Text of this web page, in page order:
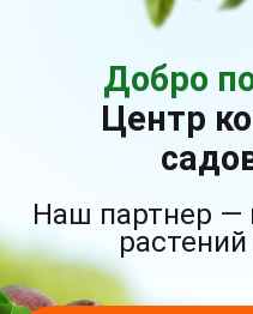
Добро
Центр
Наш партнер —